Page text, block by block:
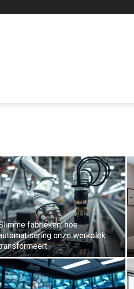
fabrieken: hoe
onze werkplek